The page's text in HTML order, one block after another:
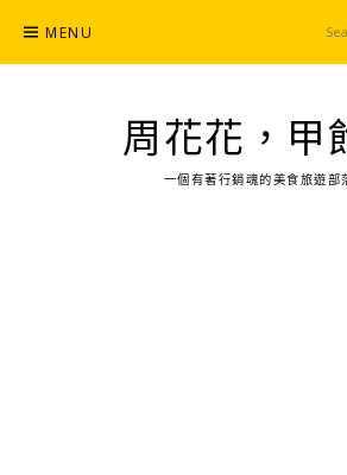
content
MENU
周花花，甲
一個有著行銷魂的美食旅遊部